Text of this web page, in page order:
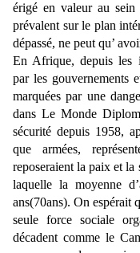
érigé en valeur au
prévalent sur le plan
dépassé, ne peut qu’
En Afrique, depuis les
par les gouvernements
marquées par une
dans Le Monde
sécurité depuis 1958,
que armées,
reposeraient la paix et
laquelle la moyenne
ans(70ans). On espérait
seule force sociale
décadent comme le